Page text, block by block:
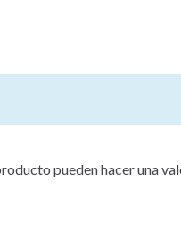
pueden hacer una